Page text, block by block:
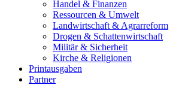
Handel & Finanzen
Ressourcen & Umwelt
Landwirtschaft & Agrarreform
Drogen & Schattenwirtschaft
Militär & Sicherheit
Kirche & Religionen
Printausgaben
Partner